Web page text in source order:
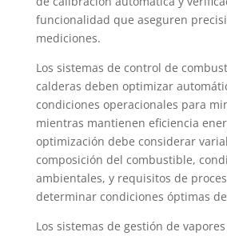
funcionalidad que aseguren
mediciones.
Los sistemas de control de
calderas deben optimizar
condiciones operacionales para
mientras mantienen eficiencia
optimización debe considerar
composición del combustible,
ambientales, y requisitos de
determinar condiciones óptimas
Los sistemas de gestión de